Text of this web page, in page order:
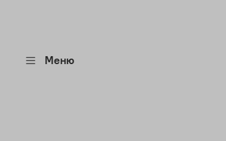
Меню